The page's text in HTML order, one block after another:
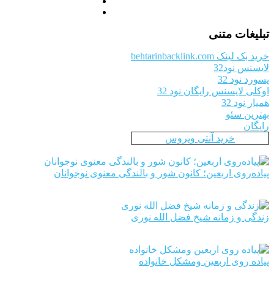
تبلیغات متنی
خرید بک لینک behtarinbacklink.com
لایسنس نود32
پسورد نود 32
اوکلی لایسنس رایگان نود 32
همیار نود 32
بهترین سئو
رایگان
خرید آنتی ویروس
پیاده‌روی اربعین؛ کانون شور و بالندگی معنوی نوجوانان
زندگی و زمانه شیخ فضل الله نوری
پیاده روی اربعین ومشکل خانواده